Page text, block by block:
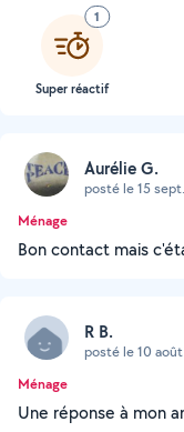
1
Super réactif
Aurélie G.
posté le 15
Ménage
Bon contact mais
R B.
posté le 10
Ménage
Une réponse à mon